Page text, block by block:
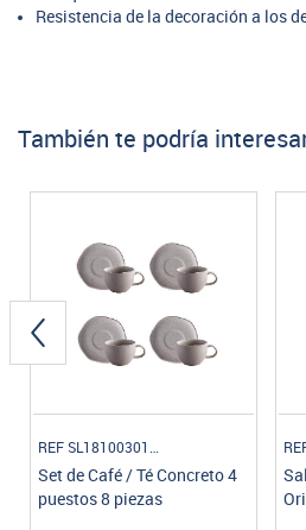
Resistencia de la decoración a los
También te podría
Set de Café / Té Concreto 4
puestos 8 piezas